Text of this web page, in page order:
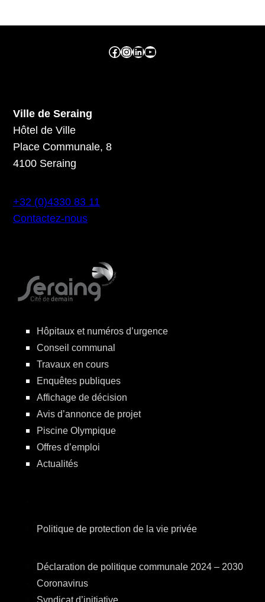
Facebook ville de seraing Instragram ville de seraing linkedin – ville de seraing YouTube
Ville de Seraing
Hôtel de Ville
Place Communale, 8
4100 Seraing
+32 (0)4330 83 11
Contactez-nous
Hôpitaux et numéros d’urgence
Conseil communal
Travaux en cours
Enquêtes publiques
Affichage de décision
Avis d’annonce de projet
Piscine Olympique
Offres d’emploi
Actualités
Politique de protection de la vie privée
Déclaration de politique communale 2024 – 2030
Coronavirus
Syndicat d’initiative